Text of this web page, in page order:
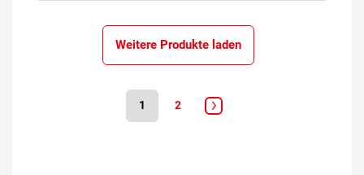
Weitere Produkte laden
1 2